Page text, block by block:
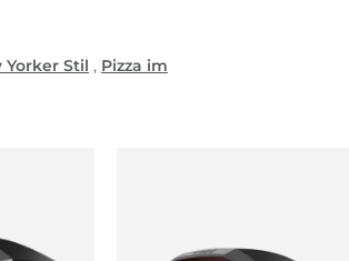
Yorker Stil , Pizza im